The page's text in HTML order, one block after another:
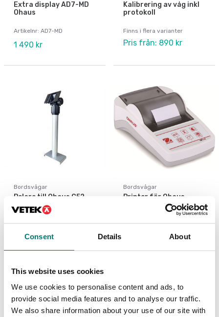
Consent Details About
This website uses cookies
We use cookies to personalise content and ads, to
provide social media features and to analyse our traffic.
We also share information about your use of our site with
Extra display AD7-MD
Ohaus
Artikelnr: AD7-MD
1 490 kr
Kalibrering av våg inkl
protokoll
Finns i flera varianter
Pris från: 890 kr
Bordsvågar
Pelare till Ohaus C52,
C71 och CS.
Finns i flera varianter
Pris från: 1 310 kr
Bordsvågar
Printer för Ohaus
Artikelnr: SF-40A